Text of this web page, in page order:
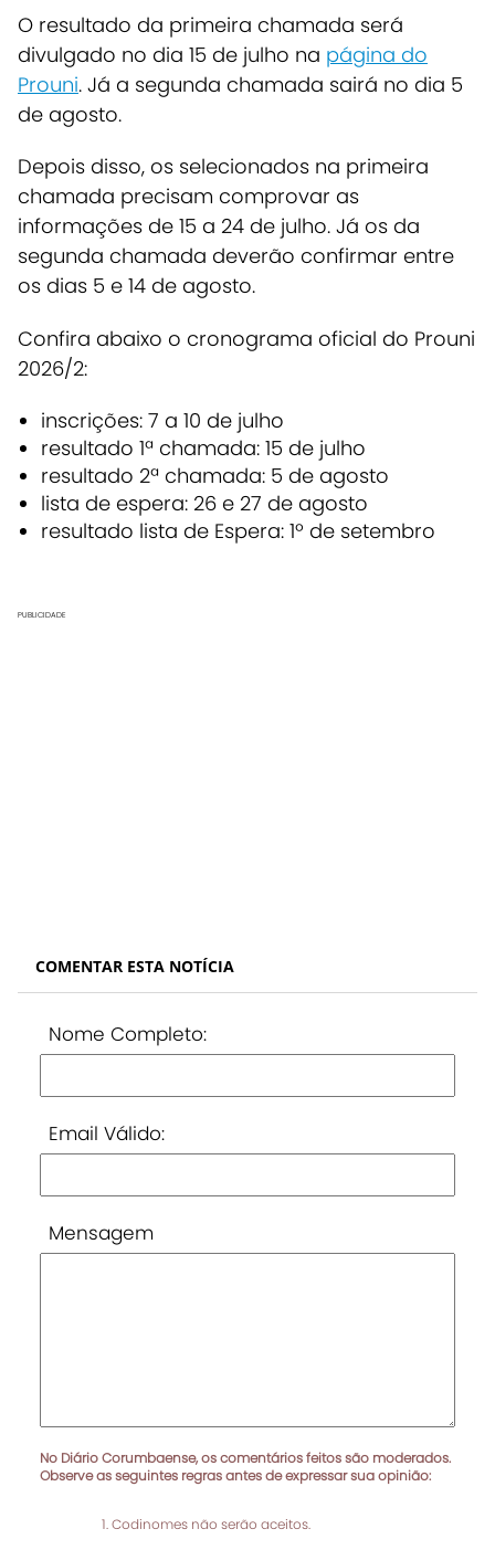
O resultado da primeira chamada será
divulgado no dia 15 de julho na página do
Prouni. Já a segunda chamada sairá no dia 5
de agosto.
Depois disso, os selecionados na primeira
chamada precisam comprovar as
informações de 15 a 24 de julho. Já os da
segunda chamada deverão confirmar entre
os dias 5 e 14 de agosto.
Confira abaixo o cronograma oficial do Prouni
2026/2:
inscrições: 7 a 10 de julho
resultado 1ª chamada: 15 de julho
resultado 2ª chamada: 5 de agosto
lista de espera: 26 e 27 de agosto
resultado lista de Espera: 1º de setembro
PUBLICIDADE
COMENTAR ESTA NOTÍCIA
Nome Completo:
Email Válido:
Mensagem
No Diário Corumbaense, os comentários feitos são moderados.
Observe as seguintes regras antes de expressar sua opinião:
Codinomes não serão aceitos.